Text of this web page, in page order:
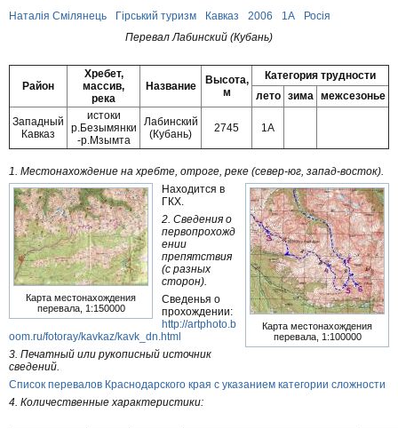
Наталія Смілянець Гірський туризм Кавказ 2006 1А
Росія
Перевал Лабинский (Кубань)
Район
Хребет,
массив,
река
Название
Высота,
м
Категория трудности
лето
зима межсезонье
Западный
Кавказ
истоки
р.Безымянки
-р.Мзымта
Лабинский
(Кубань)
2745 1А
1. Местонахождение на хребте, отроге, реке (север-юг, запад-восток).
Карта местонахождения
перевала, 1:150000
Карта местонахождения
перевала, 1:100000
Находится в
ГКХ.
2. Сведения о
первопрохожд
ении
препятствия
(с разных
сторон).
Сведенья о
прохождении:
http://artphoto.b
oom.ru/fotoray/kavkaz/kavk_dn.html
3. Печатный или рукописный источник
сведений.
Список перевалов Краснодарского края с указанием категории сложности
4. Количественные характеристики: